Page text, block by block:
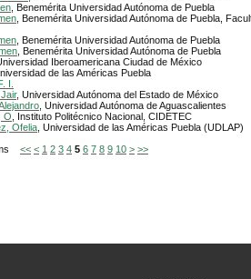
, Benemérita Universidad Autónoma de Puebla
, Benemérita Universidad Autónoma de Puebla,
, Benemérita Universidad Autónoma de Puebla
, Benemérita Universidad Autónoma de Puebla
Iberoamericana Ciudad de México
de las Américas Puebla
I.
, Universidad Autónoma del Estado de México
, Universidad Autónoma de Aguascalientes
O , Instituto Politécnico Nacional, CIDETEC
Ofelia , Universidad de las Américas Puebla (UDLAP)
<< < 1 2 3 4 5 6 7 8 9 10 > >>